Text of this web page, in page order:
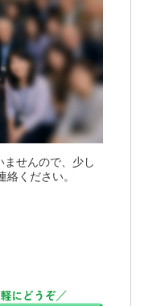
せんので、少し
ください。